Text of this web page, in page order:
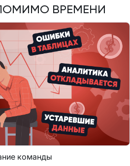
ВРЕМЕНИ
команды